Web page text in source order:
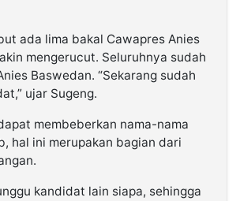
ada lima bakal Cawapres Anies
mengerucut. Seluruhnya sudah
Baswedan. “Sekarang sudah
ujar Sugeng.
membeberkan nama-nama
hal ini merupakan bagian dari
kandidat lain siapa, sehingga